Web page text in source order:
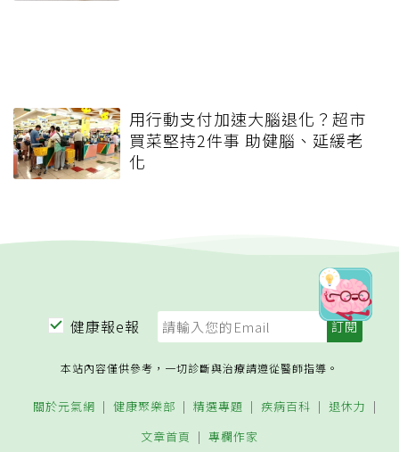
用行動支付加速大腦退化？超市
買菜堅持2件事 助健腦、延緩老
化
健康報e報
本站內容僅供參考，一切診斷與治療請遵從醫師指導。
關於元氣網 健康聚樂部 精選專題 疾病百科
退休力
文章首頁
專欄作家